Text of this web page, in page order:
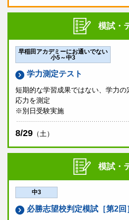
中3は、9月より開講の私立実
審査を兼ねます。ただし、早
解答用紙をご提出いただけな
ざいません。なお、受講資格
となります。
ご不明な点がございましたら
へ、早稲田アカデミーにお通
験または別日会場受験のいず
申込締切
お申し込み受付は終了致しました
締切後でも校舎に空席があればお申
ざいます。
受験希望校舎にご相談く
模試・
早稲田アカデミーにお通いでない
小5～中3
学力測定テスト
短期的な学習成果ではない、学力
応力を測定
※別日受験実施
8/29 （土）
模試・
中3
必勝志望校判定模試［第2回